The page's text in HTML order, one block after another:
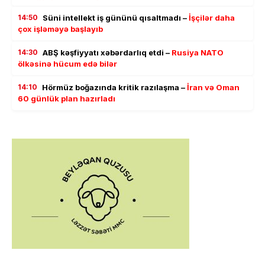
14:50 Süni intellekt iş gününü qısaltmadı –İşçilər daha
çox işləməyə başlayıb
14:30 ABŞ kəşfiyyatı xəbərdarlıq etdi – Rusiya NATO
ölkəsinə hücum edə bilər
14:10 Hörmüz boğazında kritik razılaşma –İran və Oman
60 günlük plan hazırladı